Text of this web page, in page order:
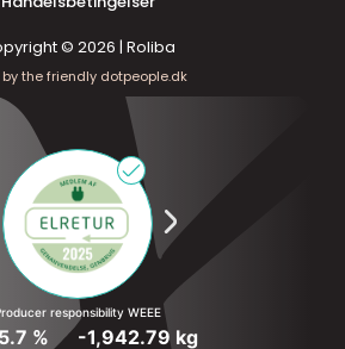
© 2026 | Roliba
by the friendly dotpeople.dk